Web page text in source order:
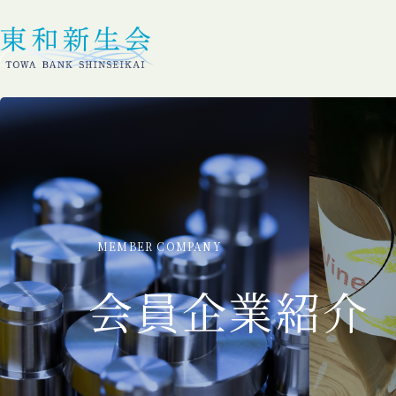
MEMBER COMPANY
会員企業紹介